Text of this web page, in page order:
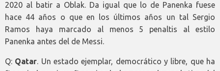
2020 al batir a Oblak. Da igual que lo de Panenka fuese
hace 44 años o que en los últimos años un tal Sergio
Ramos haya marcado al menos 5 penaltis al estilo
Panenka antes del de Messi.
Q: Qatar. Un estado ejemplar, democrático y libre, que ha